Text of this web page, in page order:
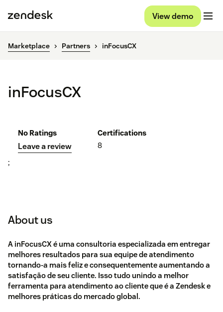
View demo
Marketplace Partners inFocusCX
inFocusCX
No Ratings
Leave a review
Certifications
8
;
About us
A inFocusCX é uma consultoria especializada em entregar
melhores resultados para sua equipe de atendimento
tornando-a mais feliz e consequentemente aumentando a
satisfação de seu cliente. Isso tudo unindo a melhor
ferramenta para atendimento ao cliente que é a Zendesk e
melhores práticas do mercado global.